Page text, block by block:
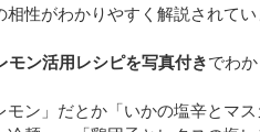
性がわかりやすく解説されてい
モン活用レシピを写真付きでわ
ン」だとか「いかの塩辛とマ